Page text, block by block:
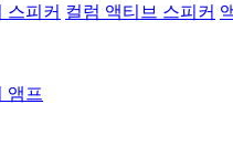
스피커 컬럼 액티브 스피커
앰프